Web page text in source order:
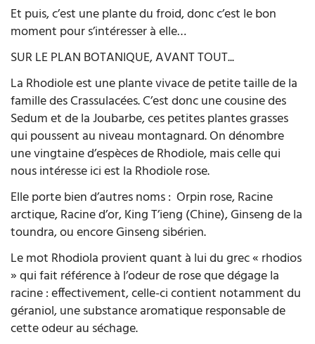
Et puis, c’est une plante du froid, donc c’est le bon
moment pour s’intéresser à elle…
SUR LE PLAN BOTANIQUE, AVANT TOUT...
La Rhodiole est une plante vivace de petite taille de la
famille des Crassulacées. C’est donc une cousine des
Sedum et de la Joubarbe, ces petites plantes grasses
qui poussent au niveau montagnard. On dénombre
une vingtaine d’espèces de Rhodiole, mais celle qui
nous intéresse ici est la Rhodiole rose.
Elle porte bien d’autres noms : Orpin rose, Racine
arctique, Racine d’or, King T’ieng (Chine), Ginseng de la
toundra, ou encore Ginseng sibérien.
Le mot Rhodiola provient quant à lui du grec « rhodios
» qui fait référence à l’odeur de rose que dégage la
racine : effectivement, celle-ci contient notamment du
géraniol, une substance aromatique responsable de
cette odeur au séchage.